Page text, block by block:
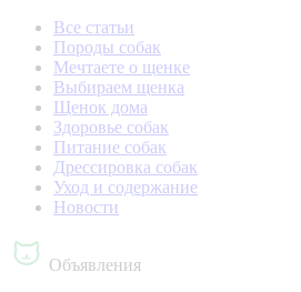
Все статьи
Породы собак
Мечтаете о щенке
Выбираем щенка
Щенок дома
Здоровье собак
Питание собак
Дрессировка собак
Уход и содержание
Новости
Объявления